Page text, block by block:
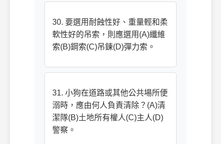
30. 要選用耐蝕性好、重量輕和柔
軟性好的吊索，則應選用(A)纖維
索(B)鋼索(C)吊鍊(D)彈力索。
31. 小狗在道路或其他公共場所便
溺時，應由何人負責清除？(A)清
潔隊(B)土地所有權人(C)主人(D)
警察。